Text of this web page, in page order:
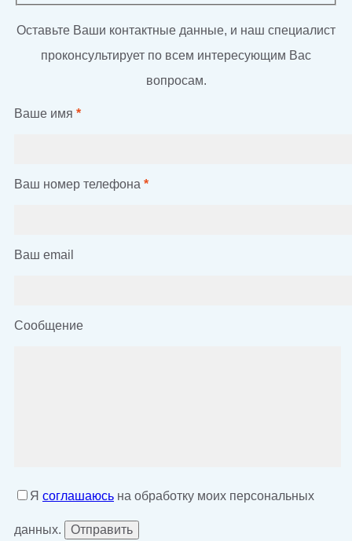
Оставьте Ваши контактные данные, и наш специалист
проконсультирует по всем интересующим Вас
вопросам.
Ваше имя *
Ваш номер телефона *
Ваш email
Сообщение
Я соглашаюсь на обработку моих персональных
данных.